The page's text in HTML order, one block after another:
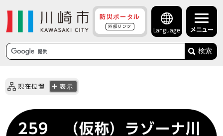
防災ポータル
外部リンク
Language メニュー
検索
現在位置 表示
259 （仮称）ラゾーナ川